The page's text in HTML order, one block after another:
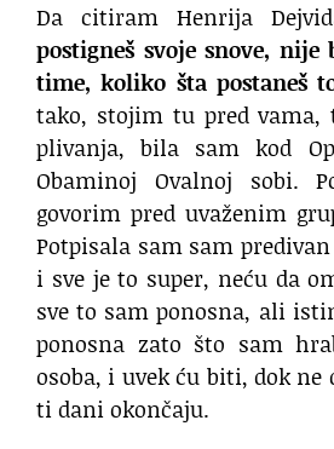
Da citiram Henrija
postigneš svoje snove,
time, koliko šta postaneš
tako, stojim tu pred vama,
plivanja, bila sam kod
Obaminoj Ovalnoj sobi.
govorim pred uvaženim
Potpisala sam sam
i sve je to super, neću da
sve to sam ponosna, ali
ponosna zato što sam
osoba, i uvek ću biti, dok ne
ti dani okončaju.